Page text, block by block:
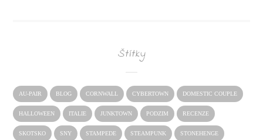
Štítky
AU-PAIR BLOG CORNWALL CYBERTOWN DOMESTIC COUPLE
HALLOWEEN ITALIE JUNKTOWN PODZIM RECENZE
SKOTSKO SNY STAMPEDE STEAMPUNK STONEHENGE